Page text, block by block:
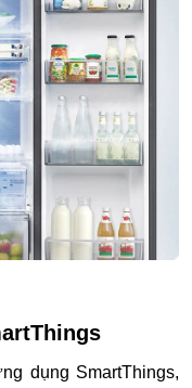
dụng SmartThings,